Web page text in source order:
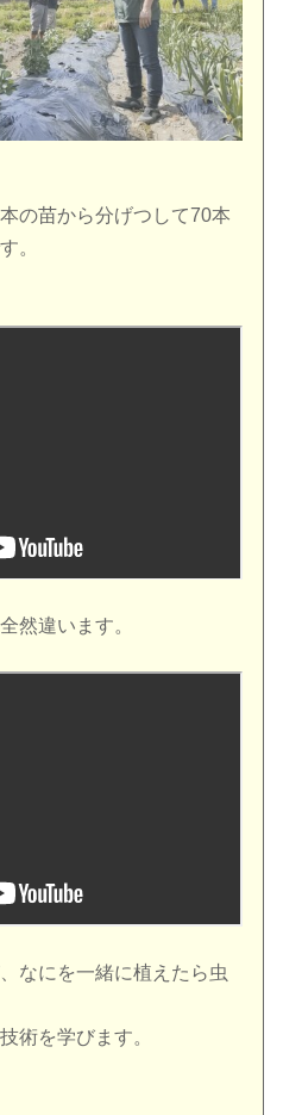
の苗から分げつして70本
。
然違います。
なにを一緒に植えたら虫
術を学びます。